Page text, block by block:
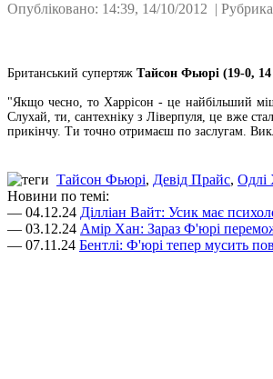
Опубліковано: 14:39, 14/10/2012 |
Британський супертяж Тайсон Фьюрі (19-0,
"Якщо чесно, то Харрісон - це найбільший
Слухай, ти, сантехніку з Ліверпуля, це вже
прикінчу. Ти точно отримаєш по заслугам.
Тайсон Фьюрі, Девід Прайс, Одлі
Новини по темі:
— 04.12.24 Ділліан Вайт: Усик має
— 03.12.24 Амір Хан: Зараз Ф'юрі
— 07.11.24 Бентлі: Ф'юрі тепер мусить